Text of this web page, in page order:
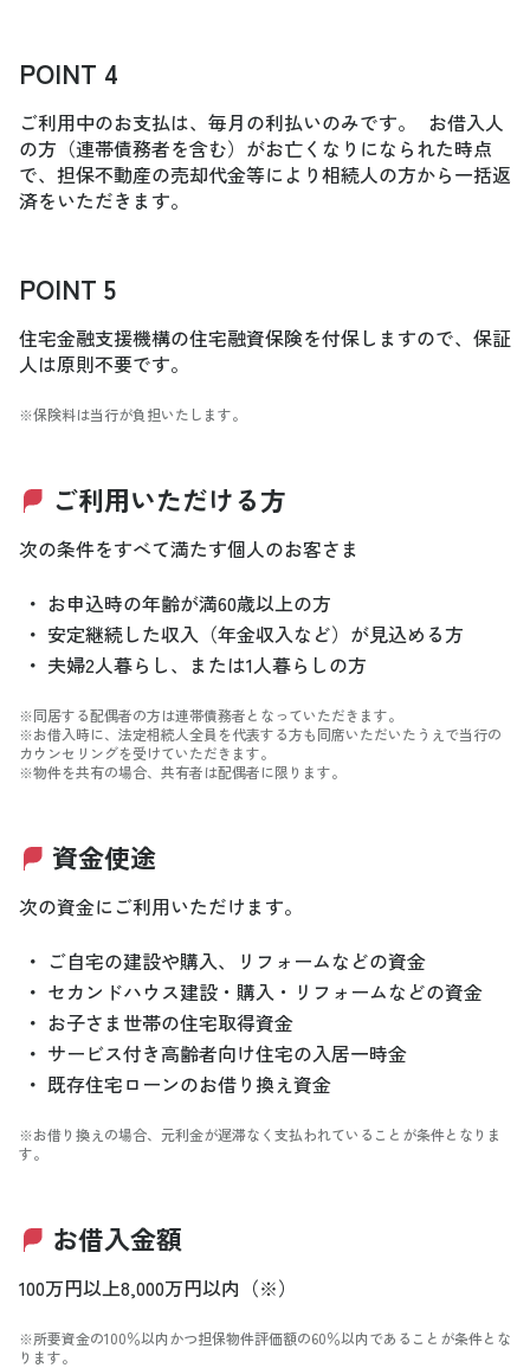
POINT 4
ご利用中のお支払は、毎月の利払いのみです。 お借入人
の方（連帯債務者を含む）がお亡くなりになられた時点
で、担保不動産の売却代金等により相続人の方から一括返
済をいただきます。
POINT 5
住宅金融支援機構の住宅融資保険を付保しますので、保証
人は原則不要です。
※保険料は当行が負担いたします。
ご利用いただける方
次の条件をすべて満たす個人のお客さま
・ お申込時の年齢が満60歳以上の方
・ 安定継続した収入（年金収入など）が見込める方
・ 夫婦2人暮らし、または1人暮らしの方
※同居する配偶者の方は連帯債務者となっていただきます。
※お借入時に、法定相続人全員を代表する方も同席いただいたうえで当行の
カウンセリングを受けていただきます。
※物件を共有の場合、共有者は配偶者に限ります。
資金使途
次の資金にご利用いただけます。
・ ご自宅の建設や購入、リフォームなどの資金
・ セカンドハウス建設・購入・リフォームなどの資金
・ お子さま世帯の住宅取得資金
・ サービス付き高齢者向け住宅の入居一時金
・ 既存住宅ローンのお借り換え資金
※お借り換えの場合、元利金が遅滞なく支払われていることが条件となりま
す。
お借入金額
100万円以上8,000万円以内（※）
※所要資金の100％以内かつ担保物件評価額の60％以内であることが条件とな
ります。